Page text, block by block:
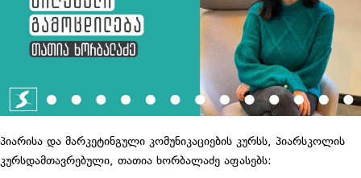
პიარისა და მარკეტინგული კომუნიკაციების კურსს, პიარსკოლის
კურსდამთავრებული, თათია ხორბალაძე აფასებს: